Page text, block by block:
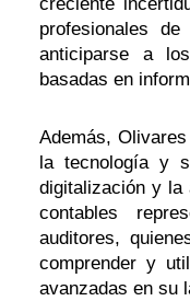
profesionales
anticiparse a
basadas en
Además,
la tecnología y
digitalización y la
contables
auditores,
comprender y
avanzadas en su